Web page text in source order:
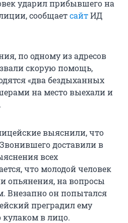
ударил прибывшего на
сообщаетсайтИД
по одному из адресов
скорую помощь,
«два бездыханных
на место выехали и
выяснили, что
доставили в
всех
что молодой человек
опьянения, на вопросы
Внезапно он попытался
преградил ему
кулаком в лицо.